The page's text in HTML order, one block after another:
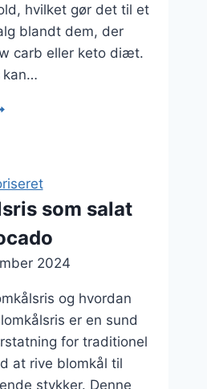
hvilket gør det til et
blandt dem, der
carb eller keto diæt.
kan…
som salat
2024
og hvordan
er en sund
for traditionel
at rive blomkål til
stykker. Denne